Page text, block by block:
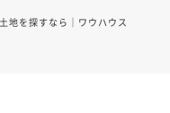
土地を探すなら｜ワウハウス